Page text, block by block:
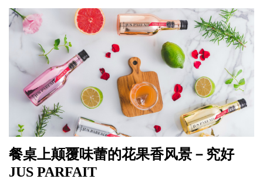
餐桌上颠覆味蕾的花果香风景－究好
JUS PARFAIT